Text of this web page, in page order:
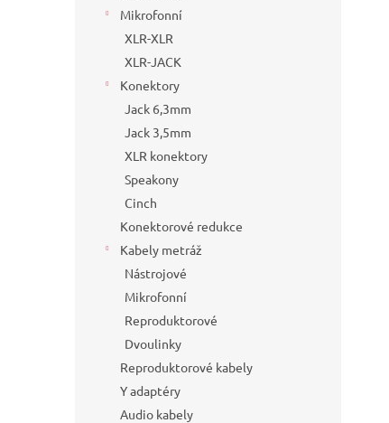
Mikrofonní
XLR-XLR
XLR-JACK
Konektory
Jack 6,3mm
Jack 3,5mm
XLR konektory
Speakony
Cinch
Konektorové redukce
Kabely metráž
Nástrojové
Mikrofonní
Reproduktorové
Dvoulinky
Reproduktorové kabely
Y adaptéry
Audio kabely